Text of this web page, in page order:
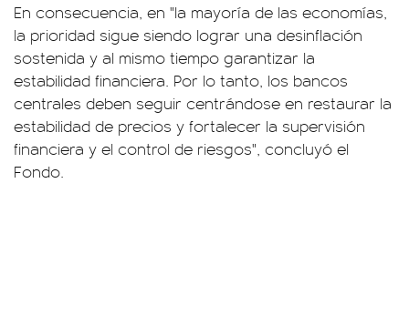
En consecuencia, en "la mayoría de las economías,
la prioridad sigue siendo lograr una desinflación
sostenida y al mismo tiempo garantizar la
estabilidad financiera. Por lo tanto, los bancos
centrales deben seguir centrándose en restaurar la
estabilidad de precios y fortalecer la supervisión
financiera y el control de riesgos", concluyó el
Fondo.